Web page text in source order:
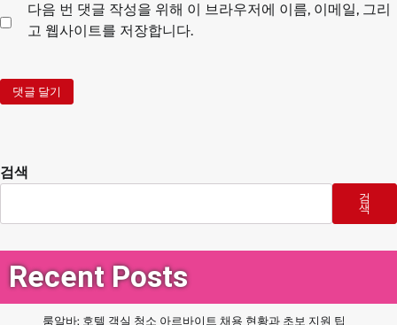
다음 번 댓글 작성을 위해 이 브라우저에 이름, 이메일, 그리
고 웹사이트를 저장합니다.
검색
검
색
Recent Posts
룸알바: 호텔 객실 청소 아르바이트 채용 현황과 초보 지원 팁